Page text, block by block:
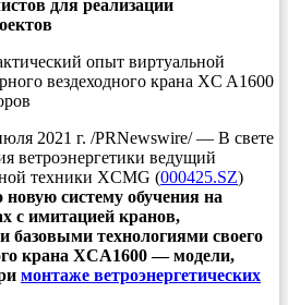
для реализации
опыт виртуальной
вездеходного крана XC A1600
2021 г. /PRNewswire/ — В свете
ветроэнергетики ведущий
техники XCMG (000425.SZ)
систему обучения на
с имитацией кранов,
технологиями своего
крана XCA1600 — модели,
монтаже ветроэнергетических